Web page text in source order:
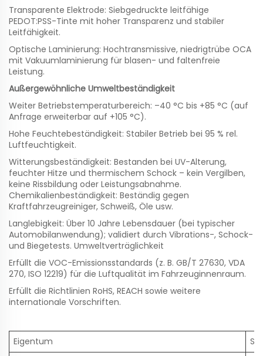
Transparente Elektrode: Siebgedruckte leitfähige
PEDOT:PSS-Tinte mit hoher Transparenz und stabiler
Leitfähigkeit.
Optische Laminierung: Hochtransmissive, niedrigtrübe OCA
mit Vakuumlaminierung für blasen- und faltenfreie
Leistung.
Außergewöhnliche Umweltbeständigkeit
Weiter Betriebstemperaturbereich: –40 °C bis +85 °C (auf
Anfrage erweiterbar auf +105 °C).
Hohe Feuchtebeständigkeit: Stabiler Betrieb bei 95 % rel.
Luftfeuchtigkeit.
Witterungsbeständigkeit: Bestanden bei UV-Alterung,
feuchter Hitze und thermischem Schock – kein Vergilben,
keine Rissbildung oder Leistungsabnahme.
Chemikalienbeständigkeit: Beständig gegen
Kraftfahrzeugreiniger, Schweiß, Öle usw.
Langlebigkeit: Über 10 Jahre Lebensdauer (bei typischer
Automobilanwendung); validiert durch Vibrations-, Schock-
und Biegetests. Umweltverträglichkeit
Erfüllt die VOC-Emissionsstandards (z. B. GB/T 27630, VDA
270, ISO 12219) für die Luftqualität im Fahrzeuginnenraum.
Erfüllt die Richtlinien RoHS, REACH sowie weitere
internationale Vorschriften.
Eigentum